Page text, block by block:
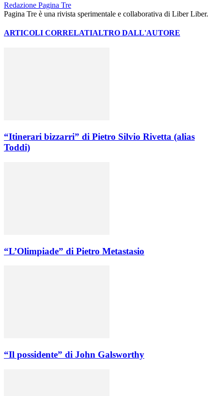
Redazione Pagina Tre
Pagina Tre è una rivista sperimentale e collaborativa di Liber Liber.
ARTICOLI CORRELATIALTRO DALL'AUTORE
“Itinerari bizzarri” di Pietro Silvio Rivetta (alias
Toddi)
“L’Olimpiade” di Pietro Metastasio
“Il possidente” di John Galsworthy